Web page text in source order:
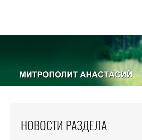
НОВОСТИ РАЗДЕЛА